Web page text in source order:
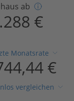
ab
€
Monatsrate
€
vergleichen